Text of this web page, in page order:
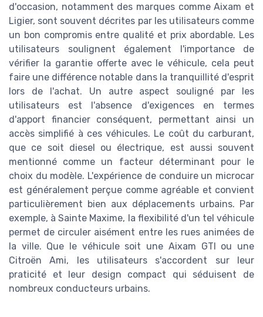
d'occasion, notamment des marques comme Aixam et
Ligier, sont souvent décrites par les utilisateurs comme
un bon compromis entre qualité et prix abordable. Les
utilisateurs soulignent également l'importance de
vérifier la garantie offerte avec le véhicule, cela peut
faire une différence notable dans la tranquillité d'esprit
lors de l'achat. Un autre aspect souligné par les
utilisateurs est l'absence d'exigences en termes
d'apport financier conséquent, permettant ainsi un
accès simplifié à ces véhicules. Le coût du carburant,
que ce soit diesel ou électrique, est aussi souvent
mentionné comme un facteur déterminant pour le
choix du modèle. L'expérience de conduire un microcar
est généralement perçue comme agréable et convient
particulièrement bien aux déplacements urbains. Par
exemple, à Sainte Maxime, la flexibilité d'un tel véhicule
permet de circuler aisément entre les rues animées de
la ville. Que le véhicule soit une Aixam GTI ou une
Citroën Ami, les utilisateurs s'accordent sur leur
praticité et leur design compact qui séduisent de
nombreux conducteurs urbains.